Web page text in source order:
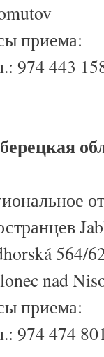
приема:
974 443
564/
nad
приема:
974 474